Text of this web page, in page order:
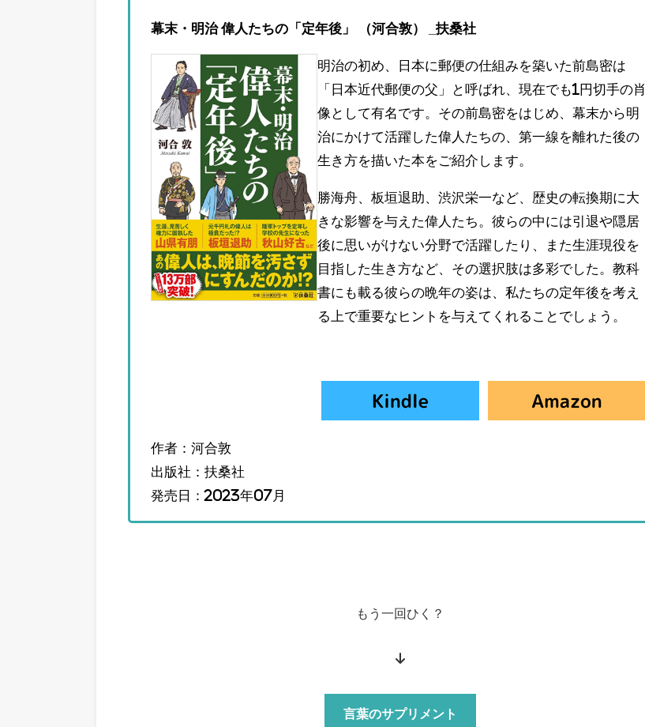
幕末・明治 偉人たちの「定年後」 （河合敦） _扶桑社
明治の初め、日本に郵便の仕組みを築いた前島密は
「日本近代郵便の父」と呼ばれ、現在でも1円切手の肖
像として有名です。その前島密をはじめ、幕末から明
治にかけて活躍した偉人たちの、第一線を離れた後の
生き方を描いた本をご紹介します。
勝海舟、板垣退助、渋沢栄一など、歴史の転換期に大
きな影響を与えた偉人たち。彼らの中には引退や隠居
後に思いがけない分野で活躍したり、また生涯現役を
目指した生き方など、その選択肢は多彩でした。教科
書にも載る彼らの晩年の姿は、私たちの定年後を考え
る上で重要なヒントを与えてくれることでしょう。
作者：河合敦
出版社：扶桑社
発売日：2023年07月
もう一回ひく？
↓
言葉のサプリメント